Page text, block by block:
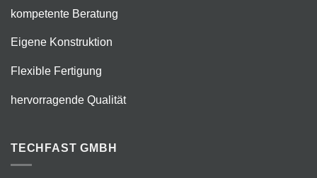
kompetente Beratung
Eigene Konstruktion
Flexible Fertigung
hervorragende Qualität
TECHFAST GMBH